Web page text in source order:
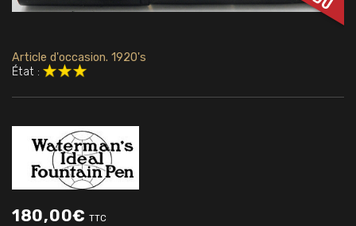
Article d'occasion. 1920's
État :
180,00€ TTC